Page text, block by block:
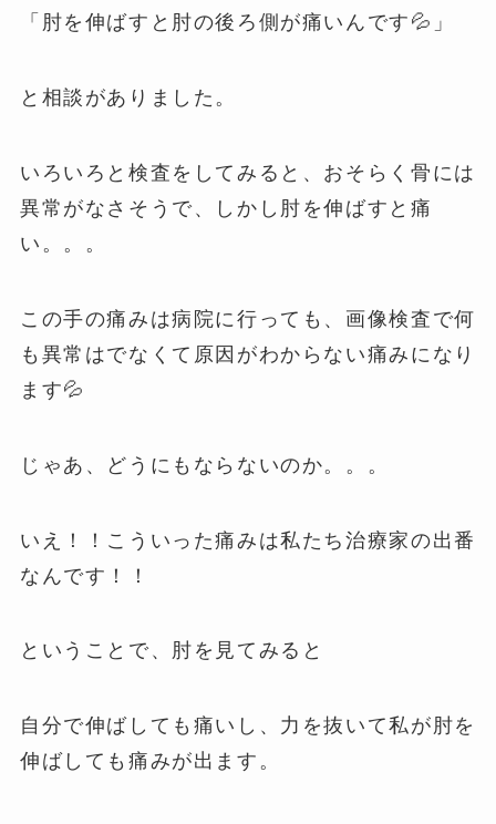
「肘を伸ばすと肘の後ろ側が痛いんです💦」
と相談がありました。
いろいろと検査をしてみると、おそらく骨には
異常がなさそうで、しかし肘を伸ばすと痛
い。。。
この手の痛みは病院に行っても、画像検査で何
も異常はでなくて原因がわからない痛みになり
ます💦
じゃあ、どうにもならないのか。。。
いえ！！こういった痛みは私たち治療家の出番
なんです！！
ということで、肘を見てみると
自分で伸ばしても痛いし、力を抜いて私が肘を
伸ばしても痛みが出ます。